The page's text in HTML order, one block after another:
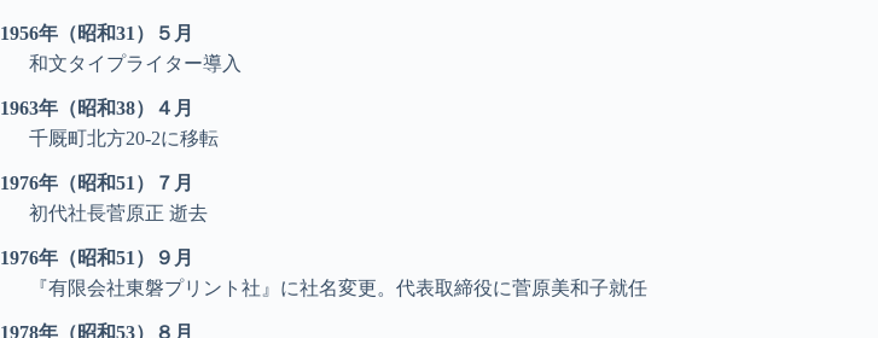
1956年（昭和31）５月
和文タイプライター導入
1963年（昭和38）４月
千厩町北方20-2に移転
1976年（昭和51）７月
初代社長菅原正 逝去
1976年（昭和51）９月
『有限会社東磐プリント社』に社名変更。代表取締役に菅原美和子就任
1978年（昭和53）８月